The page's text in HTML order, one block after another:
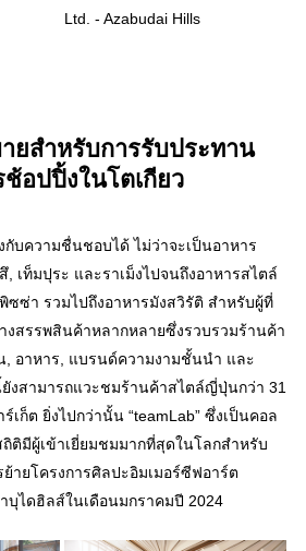
Ltd. - Azabudai Hills
ยสำหรับการรับประทาน
อปปิ้งในโตเกียว
กับความชื่นชอบได้ ไม่ว่าจะเป็นอาหาร
เท็มปุระ และราเม็งไปจนถึงอาหารสไตล์
ซซ่า รวมไปถึงอาหารมังสวิรัติ สำหรับผู้ที่
สรรพสินค้าหลากหลายซึ่งรวบรวมร้านค้า
, อาหาร, แบรนด์ความงามชั้นนำ และ
งสามารถแวะชมร้านค้าสไตล์ญี่ปุ่นกว่า 31
ก็ต ยิ่งไปกว่านั้น “teamLab” ซึ่งเป็นคอล
ติมีผู้เข้าเยี่ยมชมมากที่สุดในโลกสำหรับ
ายโครงการศิลปะอิมเมอร์ซีฟอาร์ต
บุไดฮิลส์ในเดือนมกราคมปี 2024